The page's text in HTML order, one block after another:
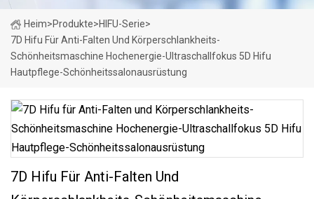
Heim>Produkte>HIFU-Serie>
7D Hifu Für Anti-Falten Und Körperschlankheits-
Schönheitsmaschine Hochenergie-Ultraschallfokus 5D Hifu
Hautpflege-Schönheitssalonausrüstung
7D Hifu Für Anti-Falten Und